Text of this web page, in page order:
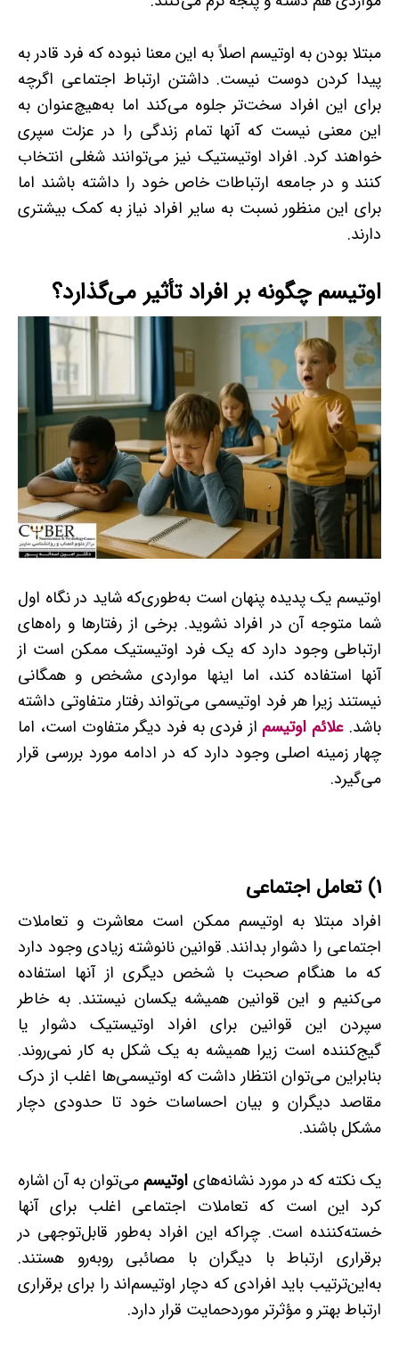
مبتلا بودن به اوتیسم اصلاً به این معنا نبوده که فرد قادر به
پیدا کردن دوست نیست. داشتن ارتباط اجتماعی اگرچه
برای این افراد سخت‌تر جلوه می‌کند اما به‌هیچ‌عنوان به
این معنی نیست که آنها تمام زندگی را در عزلت سپری
خواهند کرد. افراد اوتیستیک نیز می‌توانند شغلی انتخاب
کنند و در جامعه ارتباطات خاص خود را داشته باشند اما
برای این منظور نسبت به سایر افراد نیاز به کمک بیشتری
دارند.
اوتیسم چگونه بر افراد تأثیر می‌گذارد؟
اوتیسم یک پدیده پنهان است به‌طوری‌که شاید در نگاه اول
شما متوجه آن در افراد نشوید. برخی از رفتارها و راه‌های
ارتباطی وجود دارد که یک فرد اوتیستیک ممکن است از
آنها استفاده کند، اما اینها مواردی مشخص و همگانی
نیستند زیرا هر فرد اوتیسمی می‌تواند رفتار متفاوتی داشته
باشد. علائم اوتیسم از فردی به فرد دیگر متفاوت است، اما
چهار زمینه اصلی وجود دارد که در ادامه مورد بررسی قرار
می‌گیرد.
1) تعامل اجتماعی
افراد مبتلا به اوتیسم ممکن است معاشرت و تعاملات
اجتماعی را دشوار بدانند. قوانین نانوشته زیادی وجود دارد
که ما هنگام صحبت با شخص دیگری از آنها استفاده
می‌کنیم و این قوانین همیشه یکسان نیستند. به خاطر
سپردن این قوانین برای افراد اوتیستیک دشوار یا
گیج‌کننده است زیرا همیشه به یک‌ شکل به کار نمی‌روند.
بنابراین می‌توان انتظار داشت که اوتیسمی‌ها اغلب از درک
مقاصد دیگران و بیان احساسات خود تا حدودی دچار
مشکل باشند.
یک نکته که در مورد نشانه‌های اوتیسم می‌توان به آن اشاره
کرد این است که تعاملات اجتماعی اغلب برای آنها
خسته‌کننده است. چراکه این افراد به‌طور قابل‌توجهی در
برقراری ارتباط با دیگران با مصائبی روبه‌رو هستند.
به‌این‌ترتیب باید افرادی که دچار اوتیسم‌اند را برای برقراری
ارتباط بهتر و مؤثرتر موردحمایت قرار دارد.